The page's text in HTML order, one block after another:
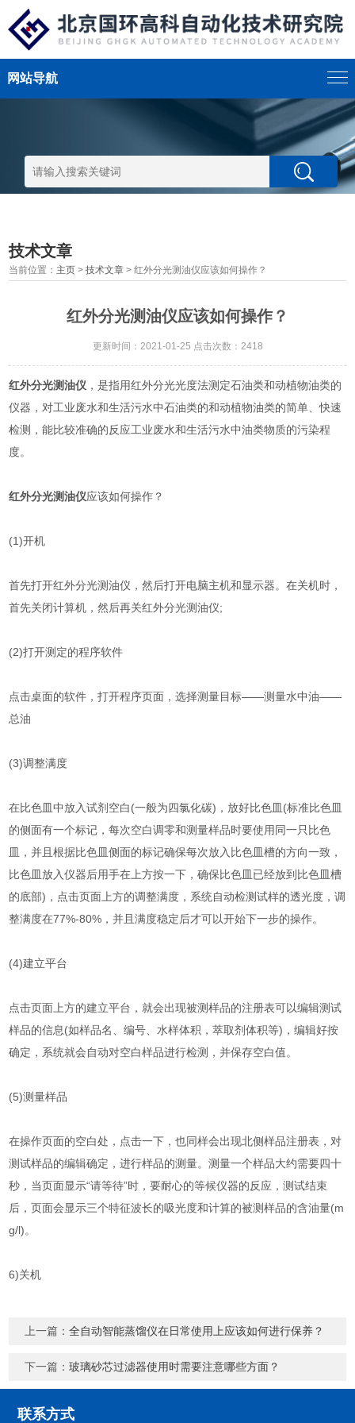
网站导航
技术文章
当前位置： 主页 >技术文章 > 红外分光测油仪应该如何操作？
红外分光测油仪应该如何操作？
更新时间：2021-01-25 点击次数：2418
红外分光测油仪 ，是指用红外分光光度法测定石油类和动植物油类的
仪器，对工业废水和生活污水中石油类的和动植物油类的简单、快速
检测，能比较准确的反应工业废水和生活污水中油类物质的污染程
度。
红外分光测油仪应该如何操作？
(1)开机
首先打开红外分光测油仪，然后打开电脑主机和显示器。在关机时，
首先关闭计算机，然后再关红外分光测油仪;
(2)打开测定的程序软件
点击桌面的软件，打开程序页面，选择测量目标——测量水中油——
总油
(3)调整满度
在比色皿中放入试剂空白(一般为四氯化碳)，放好比色皿(标准比色皿
的侧面有一个标记，每次空白调零和测量样品时要使用同一只比色
皿，并且根据比色皿侧面的标记确保每次放入比色皿槽的方向一致，
比色皿放入仪器后用手在上方按一下，确保比色皿已经放到比色皿槽
的底部)，点击页面上方的调整满度，系统自动检测试样的透光度，调
整满度在77%-80%，并且满度稳定后才可以开始下一步的操作。
(4)建立平台
点击页面上方的建立平台，就会出现被测样品的注册表可以编辑测试
样品的信息(如样品名、编号、水样体积，萃取剂体积等)，编辑好按
确定，系统就会自动对空白样品进行检测，并保存空白值。
(5)测量样品
在操作页面的空白处，点击一下，也同样会出现北侧样品注册表，对
测试样品的编辑确定，进行样品的测量。测量一个样品大约需要四十
秒，当页面显示“请等待”时，要耐心的等候仪器的反应，测试结束
后，页面会显示三个特征波长的吸光度和计算的被测样品的含油量(m
g/l)。
6)关机
上一篇：全自动智能蒸馏仪在日常使用上应该如何进行保养？
下一篇：玻璃砂芯过滤器使用时需要注意哪些方面？
联系方式